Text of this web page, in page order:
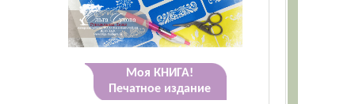
Моя КНИГА!
Печатное издание